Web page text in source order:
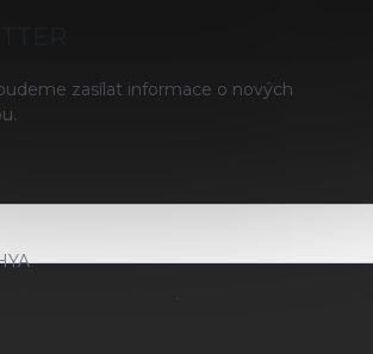
zasílat informace o nových
.